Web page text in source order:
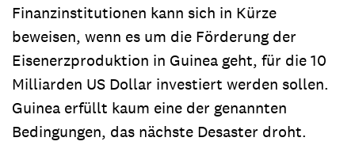
Finanzinstitutionen kann sich in Kürze
beweisen, wenn es um die Förderung der
Eisenerzproduktion in Guinea geht, für die 10
Milliarden US Dollar investiert werden sollen.
Guinea erfüllt kaum eine der genannten
Bedingungen, das nächste Desaster droht.